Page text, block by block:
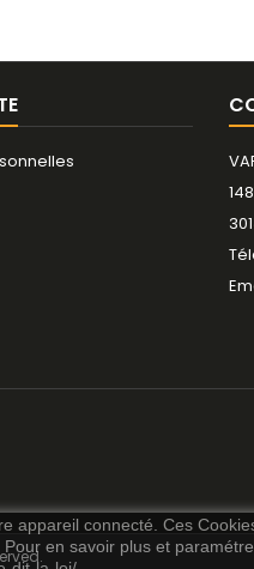
appareil connecté. Ces
en savoir plus et